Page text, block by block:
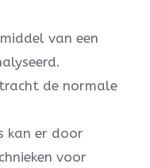
van een
de normale
kan er door
voor